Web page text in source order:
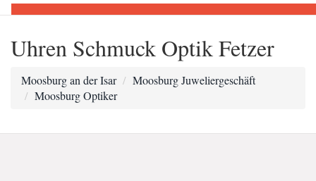
Uhren Schmuck Optik Fetzer
Moosburg an der Isar
Moosburg Juweliergeschäft
Moosburg Optiker